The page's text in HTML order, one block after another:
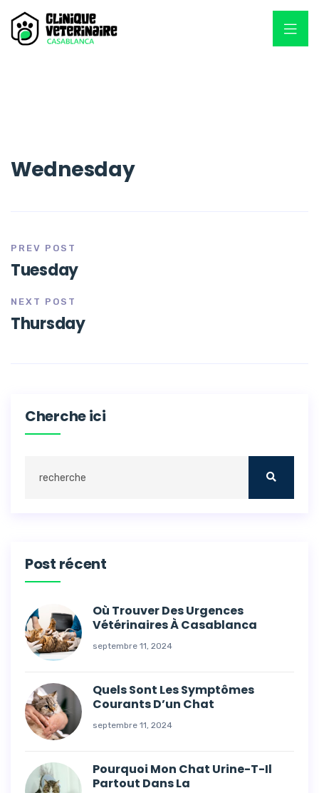
Wednesday
PREV POST
Tuesday
NEXT POST
Thursday
Cherche ici
Post récent
Où Trouver Des Urgences
Vétérinaires À Casablanca
septembre 11, 2024
Quels Sont Les Symptômes
Courants D’un Chat
septembre 11, 2024
Pourquoi Mon Chat Urine-T-Il
Partout Dans La